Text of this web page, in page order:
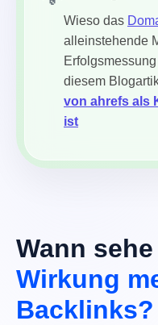
Wieso das
alleinstehende
diesem
von ahrefs als
ist
Wann
Wirkung
Backlinks?